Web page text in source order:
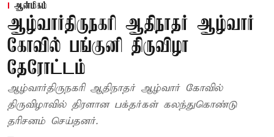
ஆன்மிகம்
ஆழ்வார்திருநகரி ஆதிநாதர் ஆழ்வார்
கோவில் பங்குனி திருவிழா
தேரோட்டம்
ஆழ்வார்திருநகரி ஆதிநாதர் ஆழ்வார் கோவில்
திருவிழாவில் திரளான பக்தர்கள் கலந்துகொண்டு
தரிசனம் செய்தனர்.